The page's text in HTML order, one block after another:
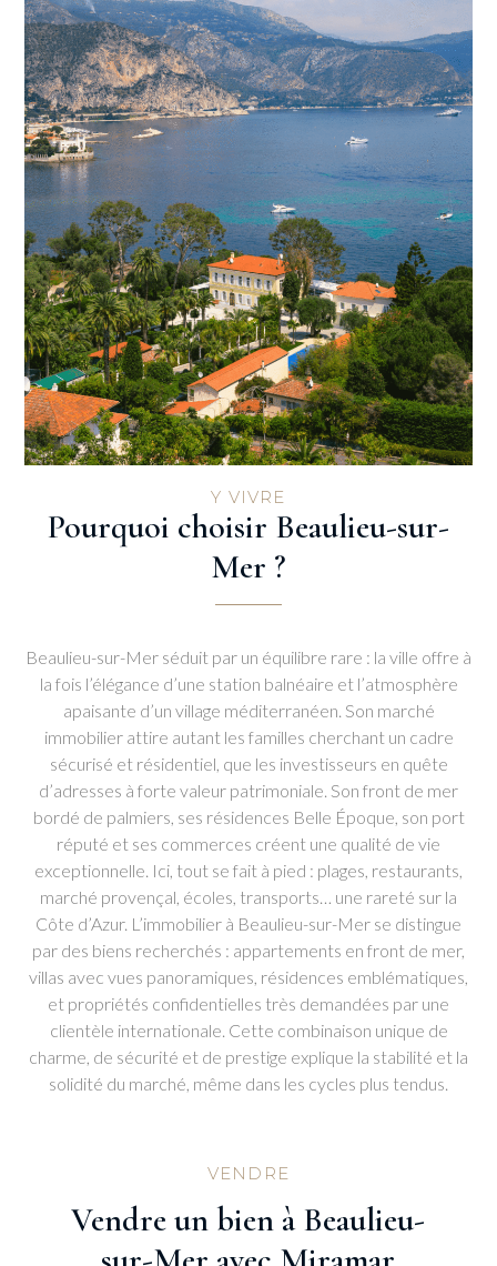
Pourquoi choisir Beaulieu-sur-
Mer ?
Y VIVRE
Beaulieu-sur-Mer séduit par un équilibre rare : la ville offre à
la fois l’élégance d’une station balnéaire et l’atmosphère
apaisante d’un village méditerranéen. Son marché
immobilier attire autant les familles cherchant un cadre
sécurisé et résidentiel, que les investisseurs en quête
d’adresses à forte valeur patrimoniale. Son front de mer
bordé de palmiers, ses résidences Belle Époque, son port
réputé et ses commerces créent une qualité de vie
exceptionnelle. Ici, tout se fait à pied : plages, restaurants,
marché provençal, écoles, transports… une rareté sur la
Côte d’Azur. L’immobilier à Beaulieu-sur-Mer se distingue
par des biens recherchés : appartements en front de mer,
villas avec vues panoramiques, résidences emblématiques,
et propriétés confidentielles très demandées par une
clientèle internationale. Cette combinaison unique de
charme, de sécurité et de prestige explique la stabilité et la
solidité du marché, même dans les cycles plus tendus.
Vendre un bien à Beaulieu-
VENDRE